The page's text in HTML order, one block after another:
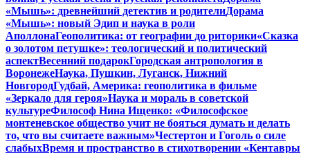
«Мышь»: древнейший детектив и родителиДорама
«Мышь»: новый Эдип и наука в роли
АполлонаГеополитика: от географии до риторики«Сказка
о золотом петушке»: теологический и политический
аспектВесенний подарокГородская антропология в
ВоронежеНаука, Пушкин, Луганск, Нижний
НовгородГудбай, Америка: геополитика в фильме
«Зеркало для героя»Наука и мораль в советской
культуреФилософ Нина Ищенко: «Философское
монтеневское общество учит не бояться думать и делать
то, что вы считаете важным»Честертон и Гоголь о силе
слабыхВремя и пространство в стихотворении «Кентавры